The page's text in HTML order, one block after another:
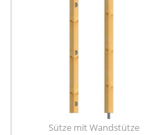
Sütze mit Wandstütze